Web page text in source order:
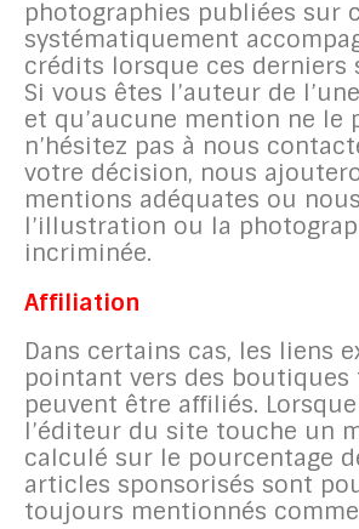
photographies publiées sur
systématiquement
crédits lorsque ces derniers
Si vous êtes l’auteur de
et qu’aucune mention ne le
n’hésitez pas à nous
votre décision, nous
mentions adéquates ou
l’illustration ou la
incriminée.
Affiliation
Dans certains cas, les liens
pointant vers des boutiques
peuvent être affiliés. Lorsque
l’éditeur du site touche un
calculé sur le pourcentage
articles sponsorisés sont
toujours mentionnés